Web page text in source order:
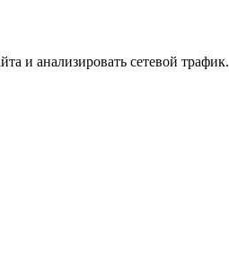
и анализировать сетевой трафик.